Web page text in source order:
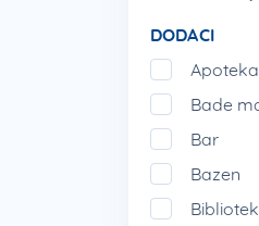
DODACI
Apoteka
Bade
Bar
Bazen